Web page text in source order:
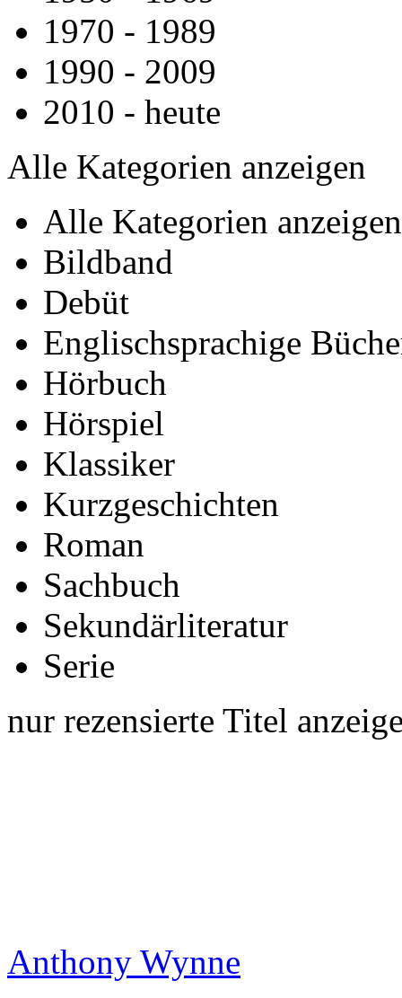
1970 -­ 1989
1990 -­ 2009
2010 -­ heute
Alle Kategorien anzeigen
Alle Kategorien anzeigen
Bildband
Debüt
Englischsprachige
Hörbuch
Hörspiel
Klassiker
Kurzgeschichten
Roman
Sachbuch
Sekundärliteratur
Serie
nur rezensierte Titel
Anthony Wynne